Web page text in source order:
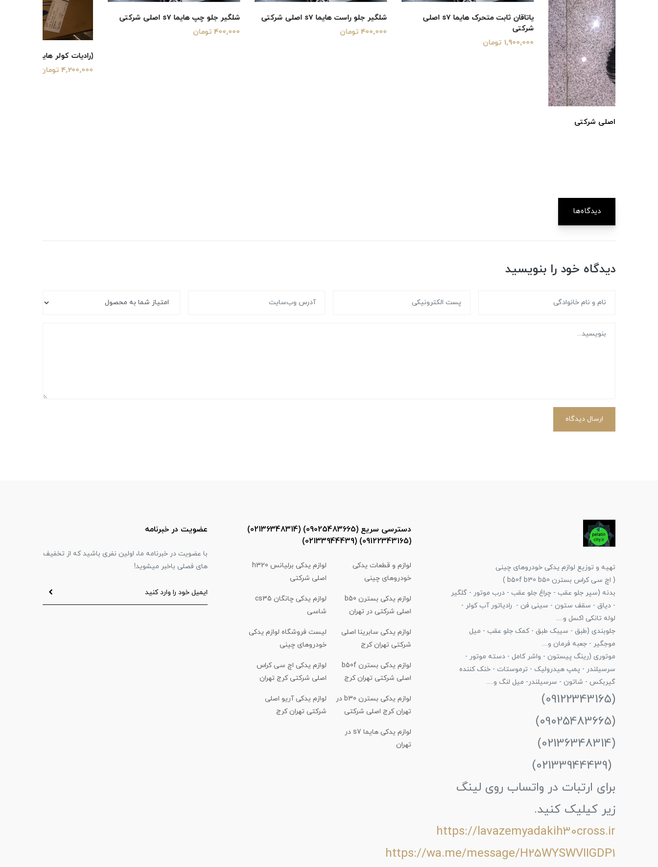
یاتاقان ثابت متحرک هایما s7 اصلی
شرکتی
1,900,000 تومان
شلگیر جلو راست هایما s7 اصلی شرکتی
شلگیر جلو چپ هایما s7 اصلی شرکتی
دیدگاه‌ها
دیدگاه خود را بنویسید
ارسال دیدگاه
تهیه و توزیع لوازم یدکی خودروهای چینی
( اچ سی کراس بسترن b50f b30 b50 )
بدنه (سپر جلو عقب - چراغ جلو عقب - درب موتور - گلگیر
- دیاق - سقف ستون - سینی فن - رادیاتور آب کولر -
لوله تانکی اکسل و.....
جلوبندی (طبق - سیبک طبق - کمک جلو عقب - میل
موجگیر - جعبه فرمان و....
موتوری (رینگ پیستون - واشر کامل - دسته موتور -
سرسیلندر - پمپ هیدرولیک - ترموستات - خنک کننده
گیربکس - شاتون - سرسیلندر- میل لنگ و.....
(09122343165)
(09025483665)
(02136348314)
(02133944439)
برای ارتبات در واتساب روی لینگ
زیر کیلیک کنید.
https://lavazemyadakih30cross.ir
https://wa.me/message/H25WYSWVIIGDP1
دسترسی سریع (09025483665) (02136348314)
(09122343165) (02133944439)
لوازم و قطعات یدکی
خودروهای چینی
لوازم یدکی برلیانس h320
اصلی شرکتی
لوازم یدکی بسترن b50
اصلی شرکتی در تهران
لوازم یدکی چانگان cs35
شاسی
لوازم یدکی سابرینا اصلی
شرکتی تهران کرج
لیست فروشگاه لوازم یدکی
خودروهای چینی
لوازم یدکی بسترن b50f
اصلی شرکتی تهران کرج
لوازم یدکی اچ سی کراس
اصلی شرکتی کرج تهران
لوازم یدکی بسترن b30 در
تهران کرج اصلی شرکتی
لوازم یدکی آریو اصلی
شرکتی تهران کرج
لوازم یدکی هایما s7 در
تهران
عضویت در خبرنامه
با عضویت در خبرنامه ما، اولین نفری باشید که از تخفیف
های فصلی باخبر میشوید!